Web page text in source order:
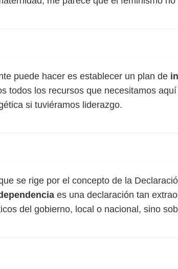
puede hacer es establecer un plan de
todos los recursos que necesitamos
si tuviéramos liderazgo.
se rige por el concepto de la
es una declaración tan
del gobierno, local o nacional, sino